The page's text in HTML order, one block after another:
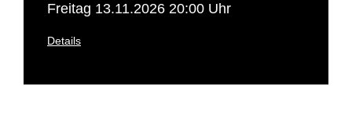
Freitag 13.11.2026 20:00 Uhr
Details